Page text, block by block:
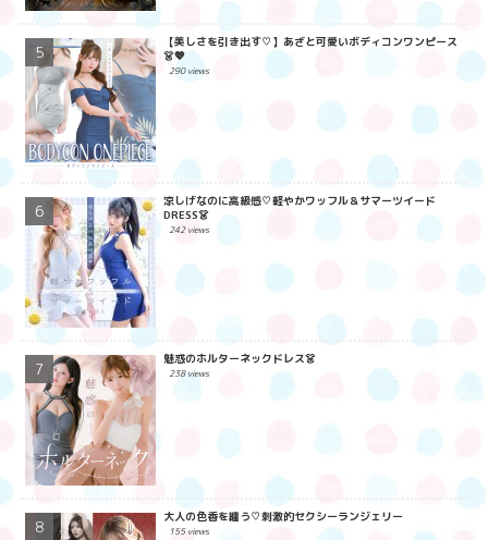
【美しさを引き出す♡】あざと可愛いボディコンワンピース
👗💖
290 views
涼しげなのに高級感♡軽やかワッフル＆サマーツイード
DRESS👗
242 views
魅惑のホルターネックドレス👗
238 views
大人の色香を纏う♡刺激的セクシーランジェリー
155 views